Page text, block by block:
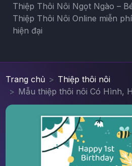
Thiệp Thôi Nôi Ngọt Ngào –
Thiệp Thôi Nôi Online miễn
hiện đại
Trang chủ
Thiệp thôi nôi
Mẫu thiệp thôi nôi Có Hình,